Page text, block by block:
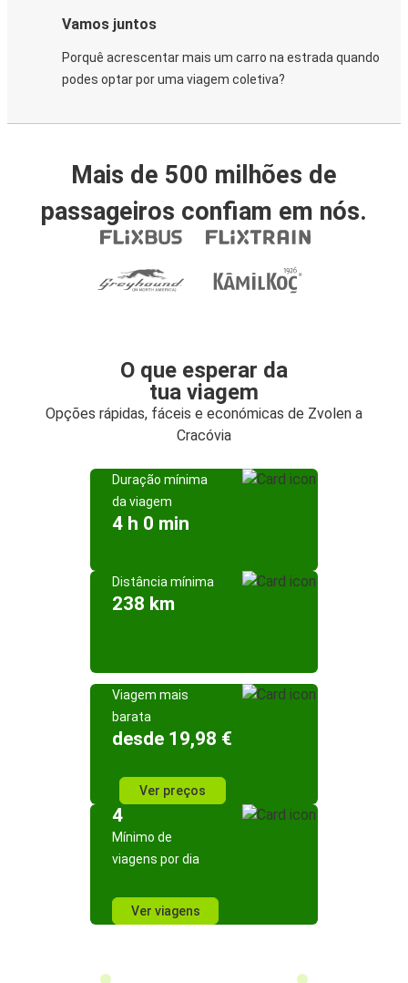
Vamos juntos
Porquê acrescentar mais um carro na estrada quando
podes optar por uma viagem coletiva?
Mais de 500 milhões de
passageiros confiam em nós.
O que esperar da
tua viagem
Opções rápidas, fáceis e económicas de Zvolen a
Cracóvia
Duração mínima
da viagem
4 h 0 min
Distância mínima
238 km
Viagem mais
barata
desde 19,98 €
Ver preços
4
Mínimo de
viagens por dia
Ver viagens